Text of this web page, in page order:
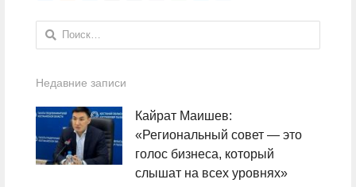
Найти:
Недавние записи
Кайрат Маишев:
«Региональный совет — это
голос бизнеса, который
слышат на всех уровнях»